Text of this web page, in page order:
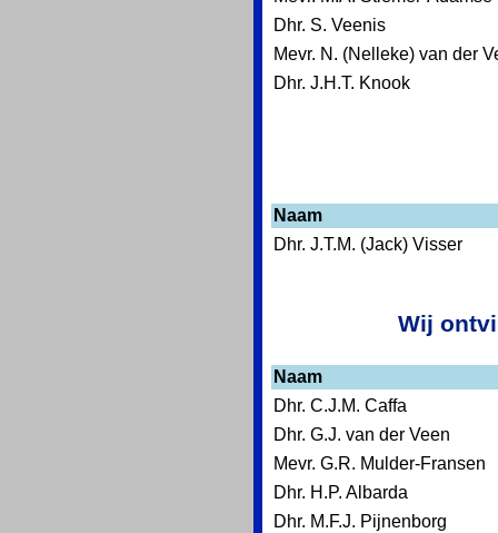
Dhr. S. Veenis
Mevr. N. (Nelleke) van der
Dhr. J.H.T. Knook
Naam
Dhr. J.T.M. (Jack) Visser
Wij
Naam
Dhr. C.J.M. Caffa
Dhr. G.J. van der Veen
Mevr. G.R. Mulder-Fransen
Dhr. H.P. Albarda
Dhr. M.F.J. Pijnenborg